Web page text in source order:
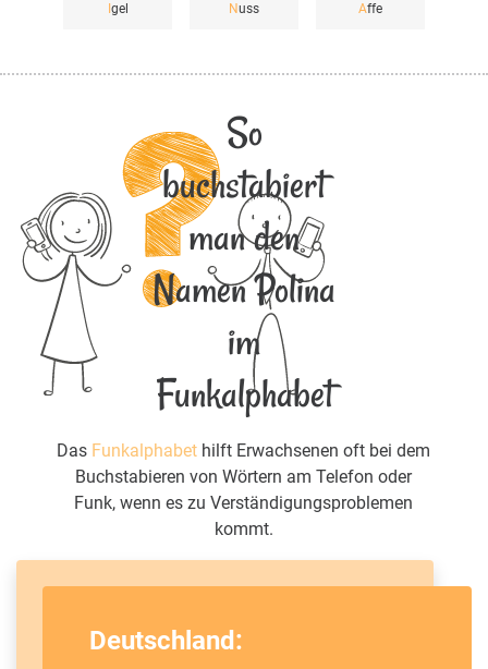
gel Nuss Affe
So
buchstabiert
man den
Namen Polina
im
Funkalphabet
Das Funkalphabet hilft Erwachsenen oft bei dem
Buchstabieren von Wörtern am Telefon oder
Funk, wenn es zu Verständigungsproblemen
kommt.
Deutschland: